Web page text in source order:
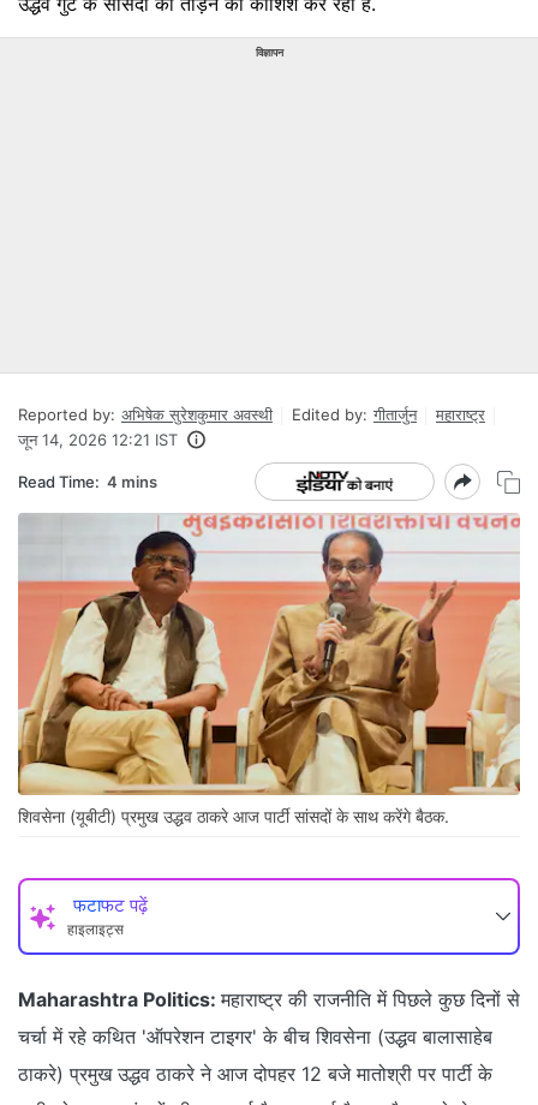
विज्ञापन
Reported by: अभिषेक सुरेशकुमार अवस्थी Edited by: गीतार्जुन
महाराष्ट्र
जून 14, 2026 12:21 IST
Read Time: 4 mins
शिवसेना (यूबीटी) प्रमुख उद्धव ठाकरे आज पार्टी सांसदों के साथ करेंगे बैठक.
फटाफट पढ़ें
हाइलाइट्स
Maharashtra Politics:महाराष्ट्र की राजनीति में पिछले कुछ दिनों से
चर्चा में रहे कथित 'ऑपरेशन टाइगर' के बीच शिवसेना (उद्धव बालासाहेब
ठाकरे) प्रमुख उद्धव ठाकरे ने आज दोपहर 12 बजे मातोश्री पर पार्टी के